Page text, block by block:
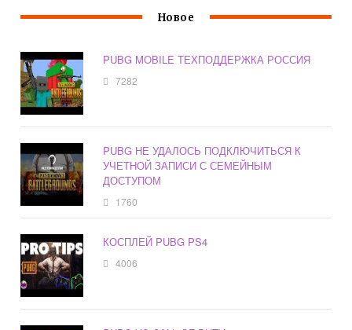
Новое
PUBG MOBILE ТЕХПОДДЕРЖКА РОССИЯ
7282
PUBG НЕ УДАЛОСЬ ПОДКЛЮЧИТЬСЯ К
УЧЕТНОЙ ЗАПИСИ С СЕМЕЙНЫМ
ДОСТУПОМ
1760
КОСПЛЕЙ PUBG PS4
4006